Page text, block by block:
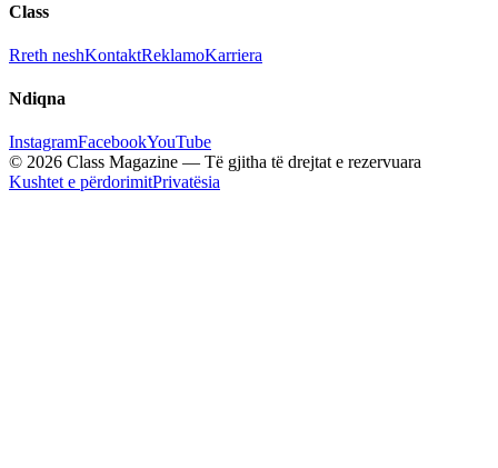
Class
Rreth neshKontaktReklamoKarriera
Ndiqna
InstagramFacebookYouTube
© 2026 Class Magazine — Të gjitha të drejtat e rezervuara
Kushtet e përdorimitPrivatësia